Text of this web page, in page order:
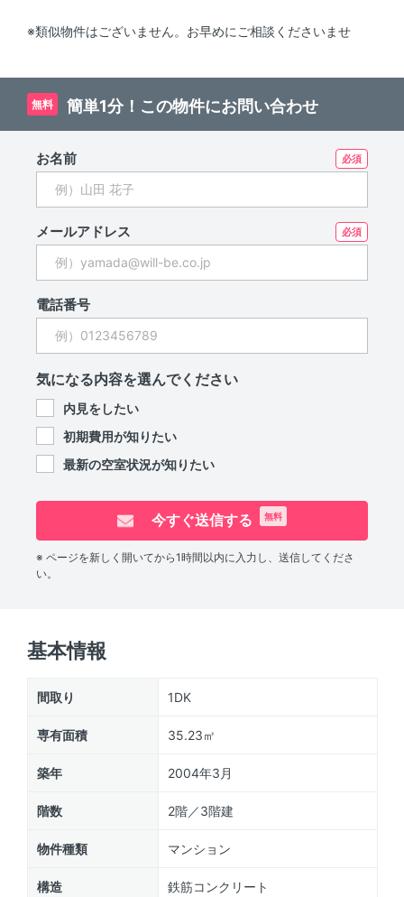
※類似物件はございません。お早めにご相談くださいませ
無料 簡単1分！この物件にお問い合わせ
お名前
メールアドレス
電話番号
気になる内容を選んでください
内見をしたい
初期費用が知りたい
最新の空室状況が知りたい
今すぐ送信する 無料
※ ページを新しく開いてから1時間以内に入力し、送信してくださ
い。
基本情報
間取り 1DK
専有面積 35.23㎡
築年 2004年3月
階数 2階／3階建
物件種類 マンション
構造 鉄筋コンクリート